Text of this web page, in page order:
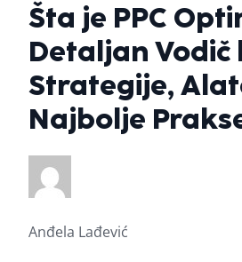
Šta je PPC
Detaljan Vodič
Strategije,
Najbolje
Anđela Lađević